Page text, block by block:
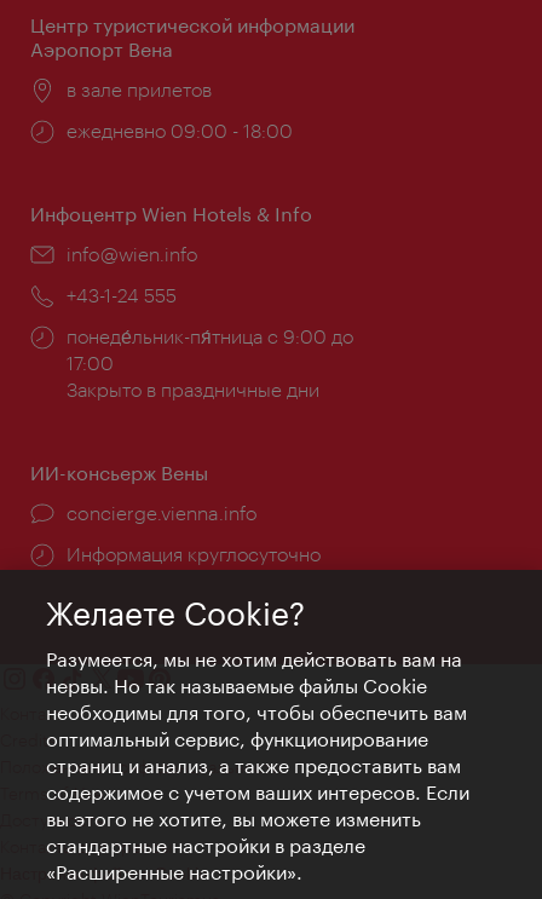
Центр туристической информации
Аэропорт Вена
Расположение:
в зале прилетов
Часы
ежедневно 09:00 - 18:00
Инфоцентр Wien Hotels & Info
Эл.
info@wien.info
Телефон:
+43-1-24 555
Часы
работы:
понеде́льник-пя́тница с 9:00 до
17:00
Закрыто в праздничные дни
ИИ-консьерж Вены
concierge.vienna.info
Информация круглосуточно
Контакт
Credits
Положение о конфиденциальности
Terms of Use
Доступность
Контакты для прессы
Настройки файлов Cookie
Желаете Cookie?
Разумеется, мы не хотим действовать вам на
нервы. Но так называемые файлы Cookie
необходимы для того, чтобы обеспечить вам
оптимальный сервис, функционирование
страниц и анализ, а также предоставить вам
содержимое с учетом ваших интересов. Если
вы этого не хотите, вы можете изменить
стандартные настройки в разделе
«Расширенные настройки».